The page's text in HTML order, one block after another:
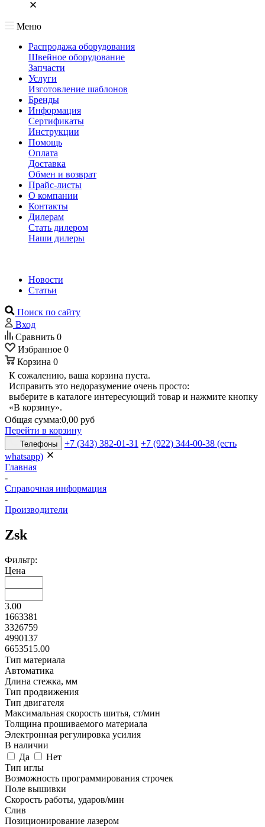
Меню
Распродажа оборудования
Швейное оборудование
Запчасти
Услуги
Изготовление шаблонов
Бренды
Информация
Сертификаты
Инструкции
Помощь
Оплата
Доставка
Обмен и возврат
Прайс-листы
О компании
Контакты
Дилерам
Стать дилером
Наши дилеры
Новости
Статьи
Поиск по сайту
Вход
Сравнить 0
Избранное 0
Корзина 0
К сожалению, ваша корзина пуста.
Исправить это недоразумение очень просто:
выберите в каталоге интересующий товар и нажмите кнопку
«В корзину».
Общая сумма:0,00 руб
Перейти в корзину
Телефоны +7 (343) 382-01-31 +7 (922) 344-00-38 (есть
whatsapp)
Главная
-
Справочная информация
-
Производители
Zsk
Фильтр:
Цена
3.00
1663381
3326759
4990137
6653515.00
Тип материала
Автоматика
Длина стежка, мм
Тип продвижения
Тип двигателя
Максимальная скорость шитья, ст/мин
Толщина прошиваемого материала
Электронная регулировка усилия
В наличии
Да
Нет
Тип иглы
Возможность программирования строчек
Поле вышивки
Скорость работы, ударов/мин
Слив
Позиционирование лазером